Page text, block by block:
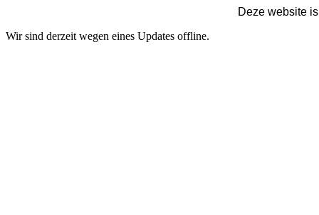
Deze website
Wir sind derzeit wegen eines Updates offline.